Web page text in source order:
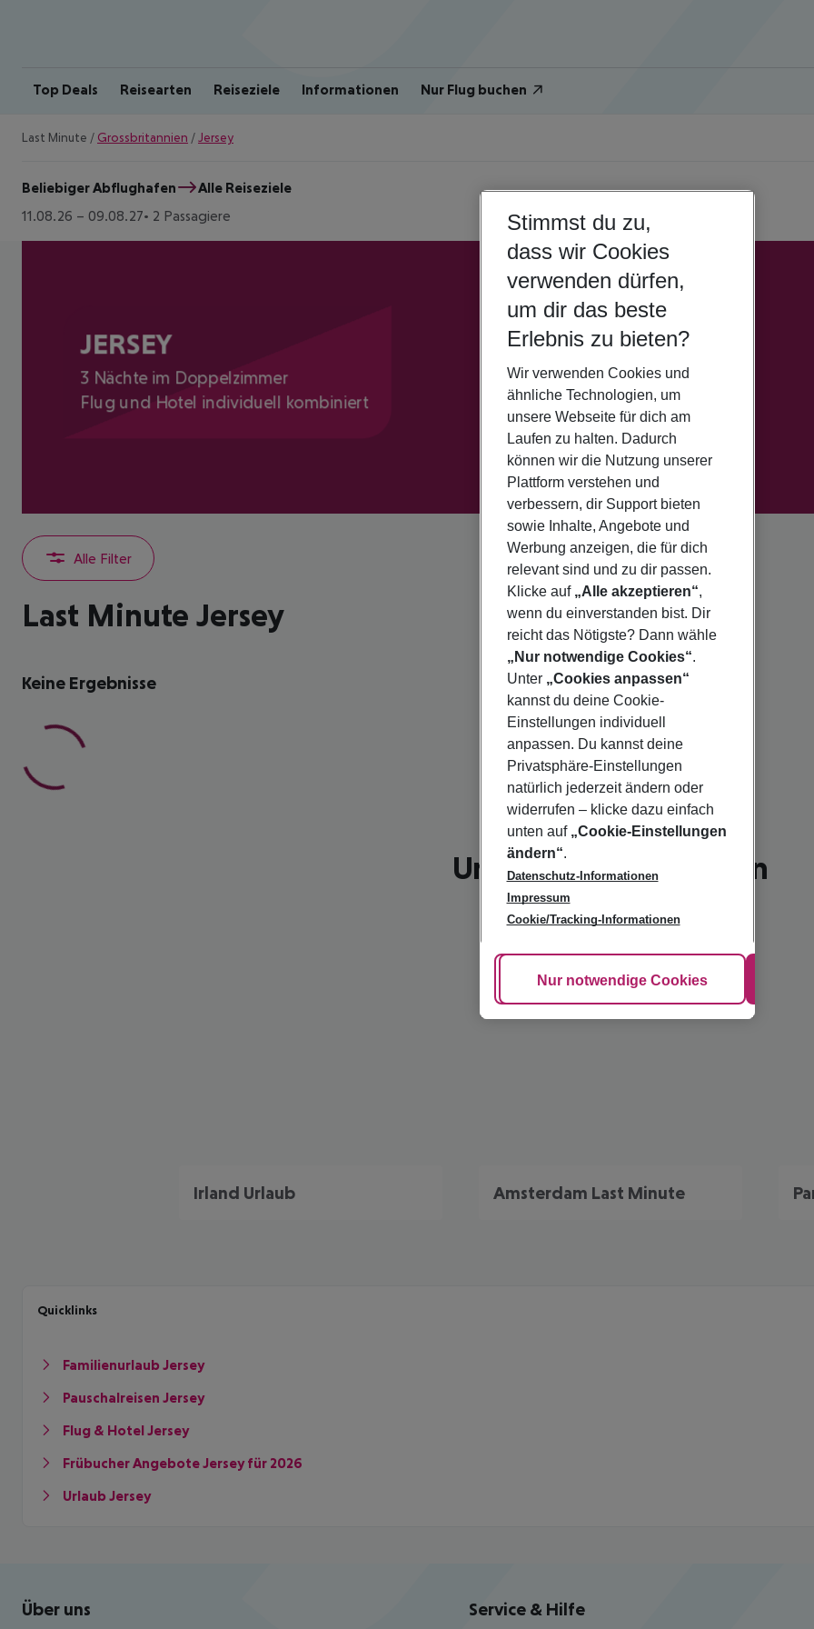
Top Deals Reisearten Reiseziele Informationen Nur Flug buchen
Last Minute / Grossbritannien /Jersey
Beliebiger Abflughafen
Alle Reiseziele
11.08.26 – 09.08.27 2 Passagiere
JERSEY
3 Nächte im Doppelzimmer
Flug und Hotel individuell kombiniert
Alle Filter
Last Minute Jersey
Keine Ergebnisse
Unsere Empfehlungen
Irland Urlaub Amsterdam Last Minute
Quicklinks
Familienurlaub Jersey
Pauschalreisen Jersey
Flug & Hotel Jersey
Frübucher Angebote Jersey für 2026
Urlaub Jersey
Footer navigation
Über uns Service & Hilfe
Stimmst du zu,
dass wir Cookies
verwenden dürfen,
um dir das beste
Erlebnis zu bieten?
Wir verwenden Cookies und
ähnliche Technologien, um
unsere Webseite für dich am
Laufen zu halten. Dadurch
können wir die Nutzung unserer
Plattform verstehen und
verbessern, dir Support bieten
sowie Inhalte, Angebote und
Werbung anzeigen, die für dich
relevant sind und zu dir passen.
Klicke auf „Alle akzeptieren“,
wenn du einverstanden bist. Dir
reicht das Nötigste? Dann wähle
„Nur notwendige Cookies“.
Unter „Cookies anpassen“
kannst du deine Cookie-
Einstellungen individuell
anpassen. Du kannst deine
Privatsphäre-Einstellungen
natürlich jederzeit ändern oder
widerrufen – klicke dazu einfach
unten auf „Cookie-Einstellungen
ändern“.
Datenschutz-Informationen
Impressum
Cookie/Tracking-Informationen
Cookie anpassen
Nur notwendige Cookies